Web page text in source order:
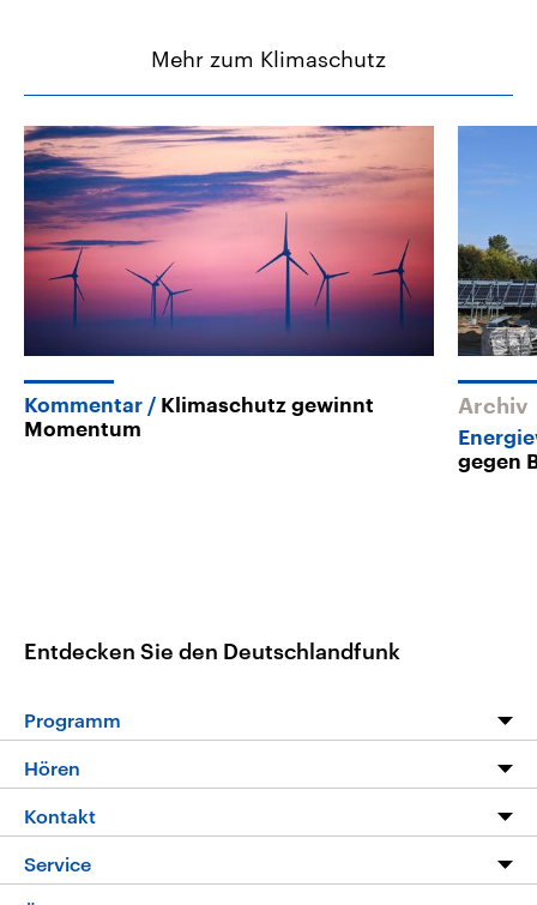
Mehr zum Klimaschutz
Kommentar
Klimaschutz gewinnt
Momentum
Archiv
gegen
Entdecken Sie den Deutschlandfunk
Programm
Programm
Die Nachrichten
Nachrichtenleicht
Hören
Livestream
Podcasts
Kontakt
Hörerservice
Service